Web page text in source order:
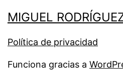
MIGUEL
Política de privacidad
Funciona gracias a